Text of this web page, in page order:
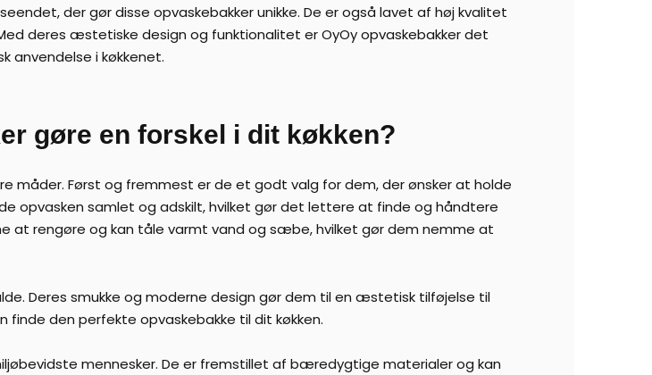
der gør disse opvaskebakker unikke. De er også lavet af høj kvalitet
deres æstetiske design og funktionalitet er OyOy opvaskebakker det
anvendelse i køkkenet.
gøre en forskel i dit køkken?
måder. Først og fremmest er de et godt valg for dem, der ønsker at holde
opvasken samlet og adskilt, hvilket gør det lettere at finde og håndtere
at rengøre og kan tåle varmt vand og sæbe, hvilket gør dem nemme at
Deres smukke og moderne design gør dem til en æstetisk tilføjelse til
finde den perfekte opvaskebakke til dit køkken.
mennesker. De er fremstillet af bæredygtige materialer og kan